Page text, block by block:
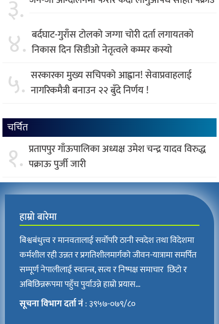
३.
४. बर्दघाट-गुराँस टोलको जग्गा चोरी दर्ता लगायतको
निकास दिन सिडीओ नेतृत्वले कम्मर कस्यो
५. सरकारका मुख्य सचिपको आह्वान! सेवाप्रवाहलाई
नागरिकमैत्री बनाउन २२ बुँदे निर्णय !
चर्चित
१. प्रतापपुर गाँऊपालिका अध्यक्ष उमेश चन्द्र यादव विरुद्ध
पक्राऊ पुर्जी जारी
हाम्रो बारेमा
बिश्वबंधुत्त्व र मानवतालाई सर्वोपरि ठानी स्वदेश तथा विदेशमा
कर्मशील रही उन्नत र प्रगतिशीलमार्गको जीवन-यात्रामा समर्पित
सम्पूर्ण नेपालीलाई स्वतन्त्र, सत्य र निष्पक्ष समाचार छिटो र
अबिछिन्नरूपमा पहुँच पुर्याउन्ने हाम्रो प्रयास…
सूचना विभाग दर्ता नं: ३९५७-०७९/८०